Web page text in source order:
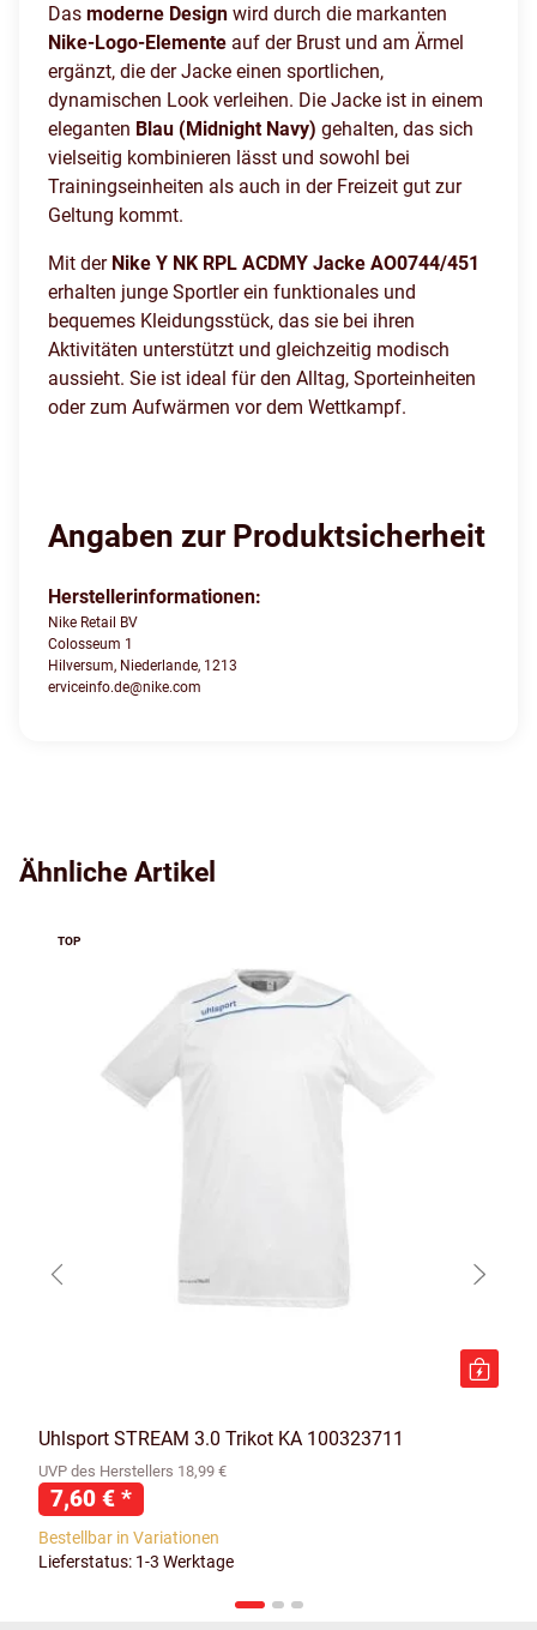
Das moderne Design wird durch die markanten
Nike-Logo-Elemente auf der Brust und am Ärmel
ergänzt, die der Jacke einen sportlichen,
dynamischen Look verleihen. Die Jacke ist in einem
eleganten Blau (Midnight Navy) gehalten, das sich
vielseitig kombinieren lässt und sowohl bei
Trainingseinheiten als auch in der Freizeit gut zur
Geltung kommt.
Mit der Nike Y NK RPL ACDMY Jacke AO0744/451
erhalten junge Sportler ein funktionales und
bequemes Kleidungsstück, das sie bei ihren
Aktivitäten unterstützt und gleichzeitig modisch
aussieht. Sie ist ideal für den Alltag, Sporteinheiten
oder zum Aufwärmen vor dem Wettkampf.
Angaben zur Produktsicherheit
Herstellerinformationen:
Nike Retail BV
Colosseum 1
Hilversum, Niederlande, 1213
erviceinfo.de@nike.com
Ähnliche Artikel
TOP
Uhlsport STREAM 3.0 Trikot KA 100323711
UVP des Herstellers 18,99 €
7,60 € *
Bestellbar in Variationen
Lieferstatus: 1-3 Werktage